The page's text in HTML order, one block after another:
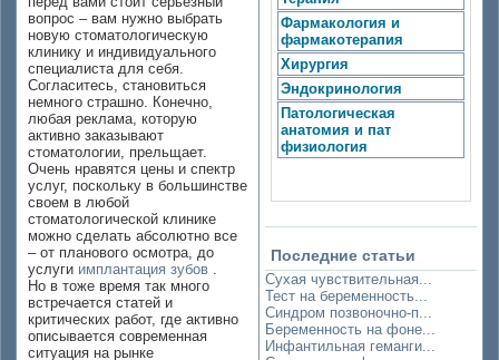
вопрос – вам нужно выбрать
новую стоматологическую
клинику и индивидуального
специалиста для себя.
Согласитесь, становиться
немного страшно. Конечно,
любая реклама, которую
активно заказывают
стоматологии, прельщает.
Очень нравятся цены и спектр
услуг, поскольку в большинстве
своем в любой
стоматологической клинике
можно сделать абсолютно все
– от планового осмотра, до
услуги имплантация зубов .
Но в тоже время так много
встречается статей и
критических работ, где активно
описывается современная
ситуация на рынке
Фармакология и
фармакотерапия
Хирургия
Эндокринология
Патологическая
анатомия и пат
физиология
Последние статьи
Сухая чувствительная...
Тест на беременность...
Синдром позвоночно-п...
Беременность на фоне...
Инфантильная геманги...